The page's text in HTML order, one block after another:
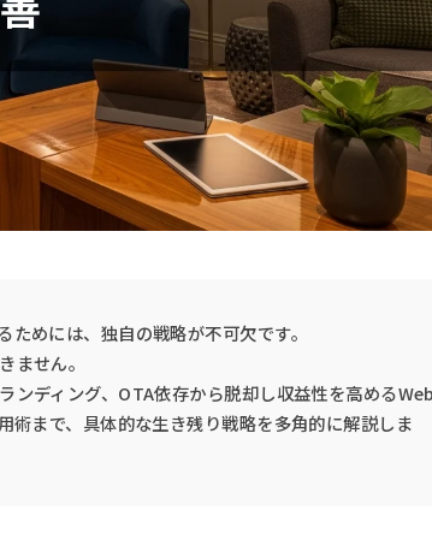
めには、独自の戦略が不可欠です。
ません。
ンディング、OTA依存から脱却し収益性を高める
まで、具体的な生き残り戦略を多角的に解説しま